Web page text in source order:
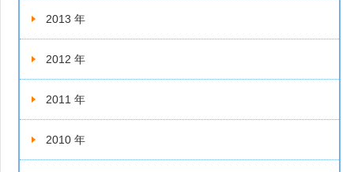
2013 年
2012 年
2011 年
2010 年